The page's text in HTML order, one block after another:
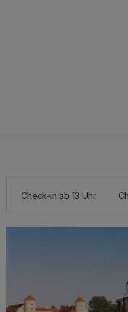
Check-in ab 13 Uhr